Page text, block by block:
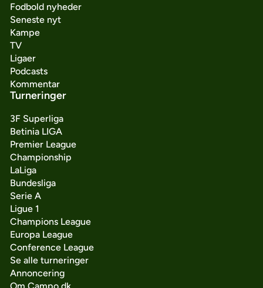
Fodbold nyheder
Seneste nyt
Kampe
TV
Ligaer
Podcasts
Kommentar
Turneringer
3F Superliga
Betinia LIGA
Premier League
Championship
LaLiga
Bundesliga
Serie A
Ligue 1
Champions League
Europa League
Conference League
Se alle turneringer
Annoncering